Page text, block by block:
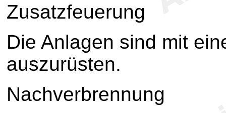
Zusatzfeuerung
Die Anlagen sind mit
auszurüsten.
Nachverbrennung